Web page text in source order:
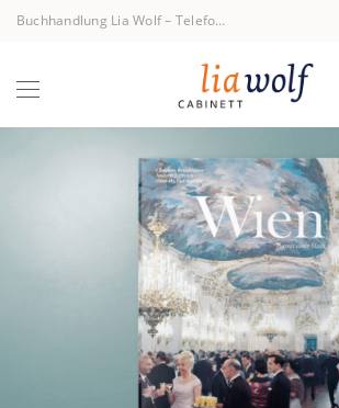
Buchhandlung Lia Wolf– Telefon +43 1 512 40 94